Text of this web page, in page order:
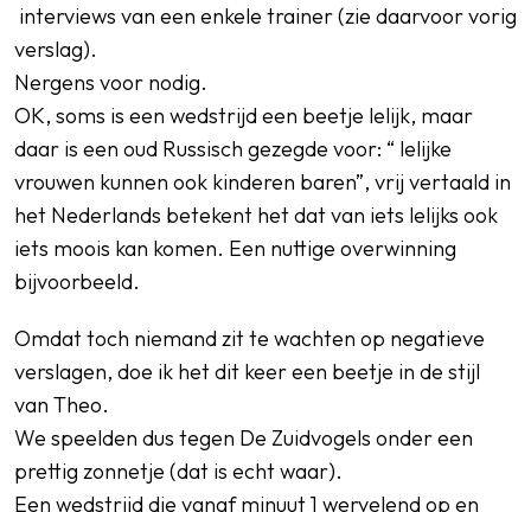
interviews van een enkele trainer (zie daarvoor vorig
verslag).
Nergens voor nodig.
OK, soms is een wedstrijd een beetje lelijk, maar
daar is een oud Russisch gezegde voor: “ lelijke
vrouwen kunnen ook kinderen baren”, vrij vertaald in
het Nederlands betekent het dat van iets lelijks ook
iets moois kan komen. Een nuttige overwinning
bijvoorbeeld.
Omdat toch niemand zit te wachten op negatieve
verslagen, doe ik het dit keer een beetje in de stijl
van Theo.
We speelden dus tegen De Zuidvogels onder een
prettig zonnetje (dat is echt waar).
Een wedstrijd die vanaf minuut 1 wervelend op en